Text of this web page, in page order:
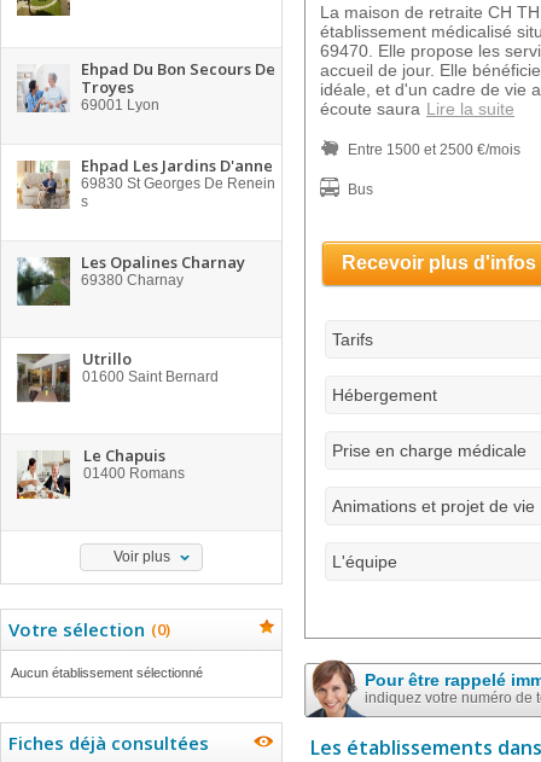
Ehpad Du Bon Secours De
Troyes
69001 Lyon
Ehpad Les Jardins D'anne
69830 St Georges De Renein
s
Les Opalines Charnay
69380 Charnay
Utrillo
01600 Saint Bernard
Le Chapuis
01400 Romans
Voir plus
Votre sélection (0)
Aucun établissement sélectionné
Fiches déjà consultées
La maison de retraite CH
établissement médicalisé
69470. Elle propose les
accueil de jour. Elle
idéale, et d'un cadre de vie
écoute saura Lire la suite
Entre 1500 et 2500 €/mois
Bus
Recevoir plus d'infos
Tarifs
Hébergement
Prise en charge médicale
Animations et projet de vie
L'équipe
Pour être rappelé
indiquez votre numéro de
Les établissements